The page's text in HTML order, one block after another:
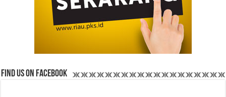
Find us on Facebook